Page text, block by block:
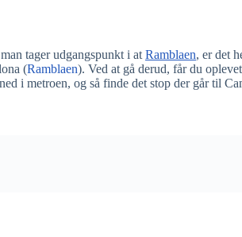
tager udgangspunkt i at Ramblaen, er det
(Ramblaen). Ved at gå derud, får du
i metroen, og så finde det stop der går til